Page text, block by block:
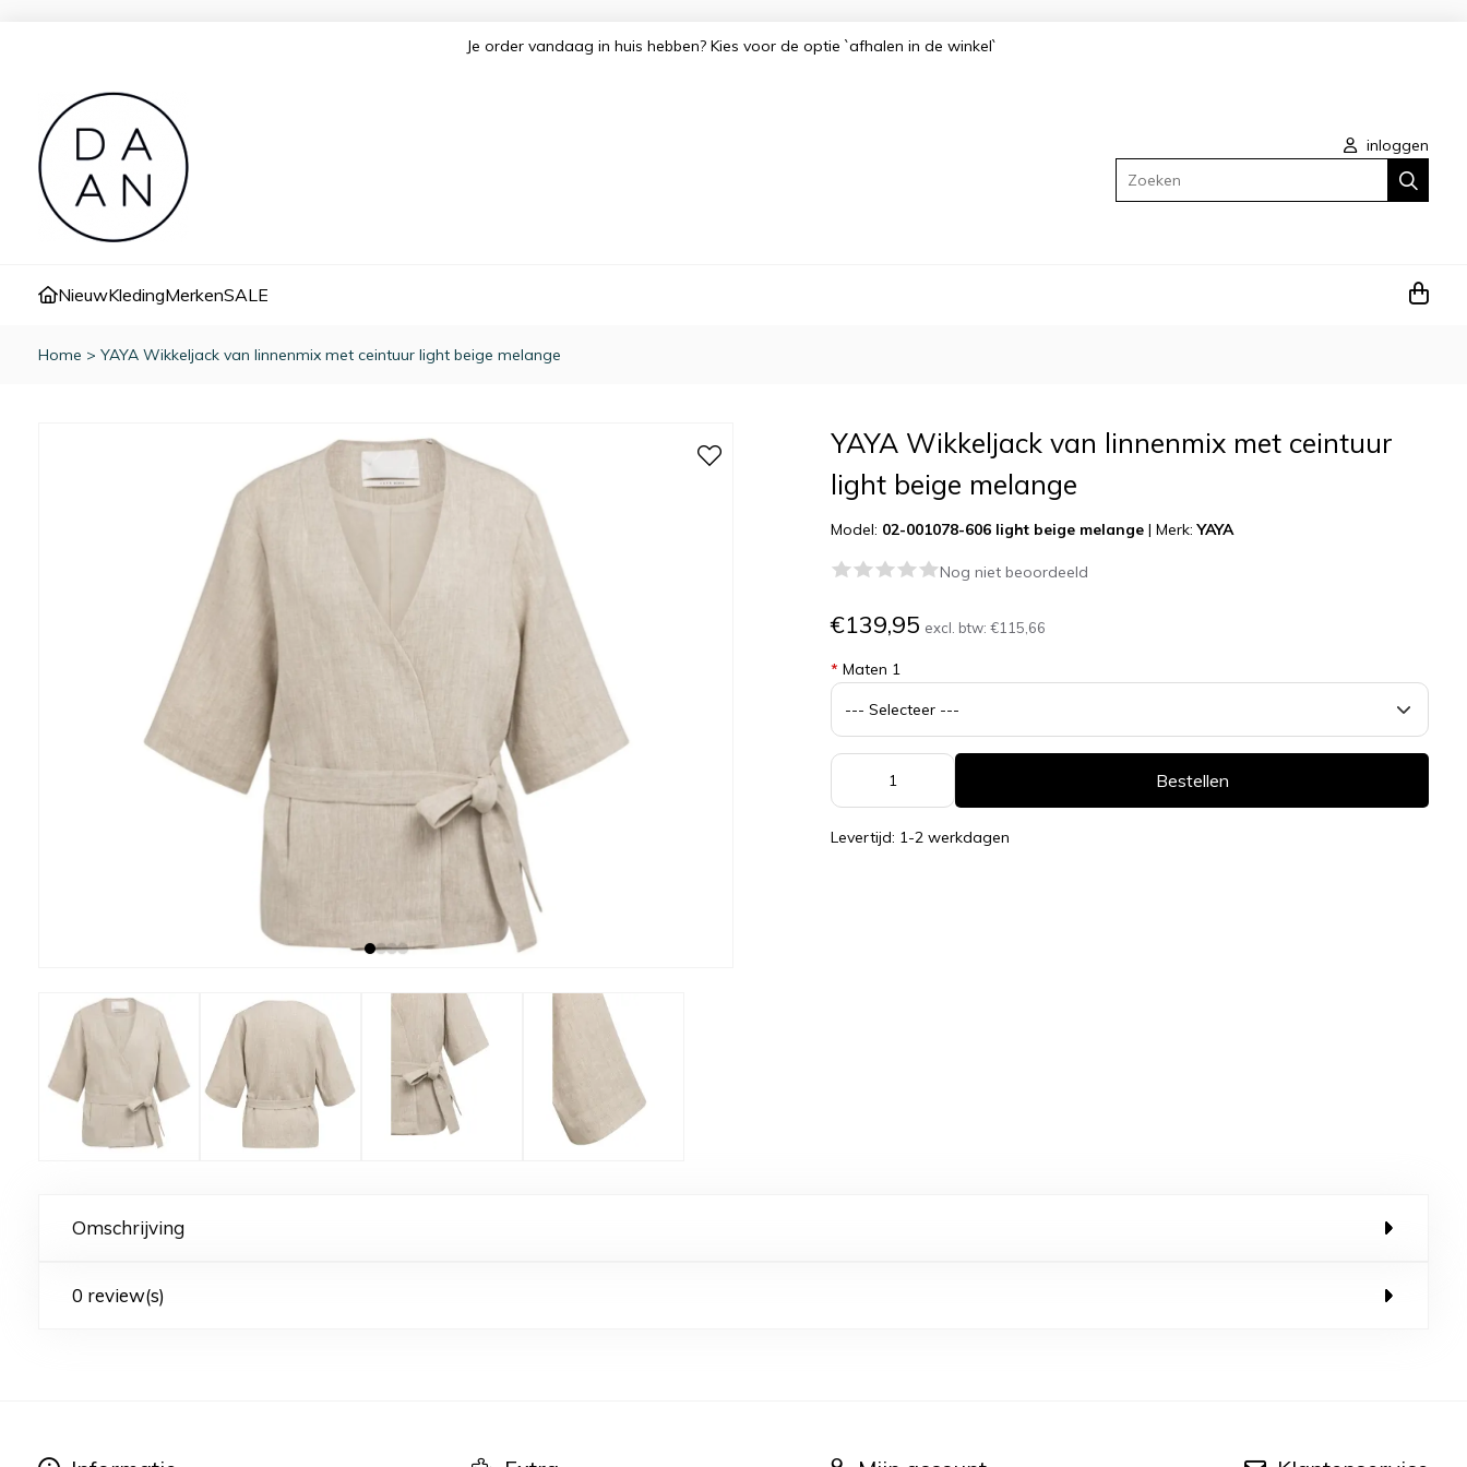
Je order vandaag in huis hebben? Kies voor de optie `afhalen in de winkel`
inloggen
Zoeken
NieuwKledingMerkenSALE
Home > YAYA Wikkeljack van linnenmix met ceintuur light beige melange
YAYA Wikkeljack van linnenmix met ceintuur
light beige melange
Model: 02-001078-606 light beige melange |Merk:YAYA
Nog niet beoordeeld
€139,95 excl. btw:€115,66
* Maten 1
Bestellen
Levertijd: 1-2 werkdagen
Omschrijving
0 review(s)